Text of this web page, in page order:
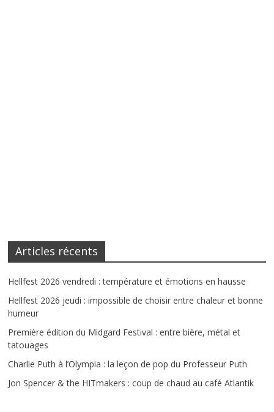
Articles récents
Hellfest 2026 vendredi : température et émotions en hausse
Hellfest 2026 jeudi : impossible de choisir entre chaleur et bonne
humeur
Première édition du Midgard Festival : entre bière, métal et
tatouages
Charlie Puth à l’Olympia : la leçon de pop du Professeur Puth
Jon Spencer & the HITmakers : coup de chaud au café Atlantik